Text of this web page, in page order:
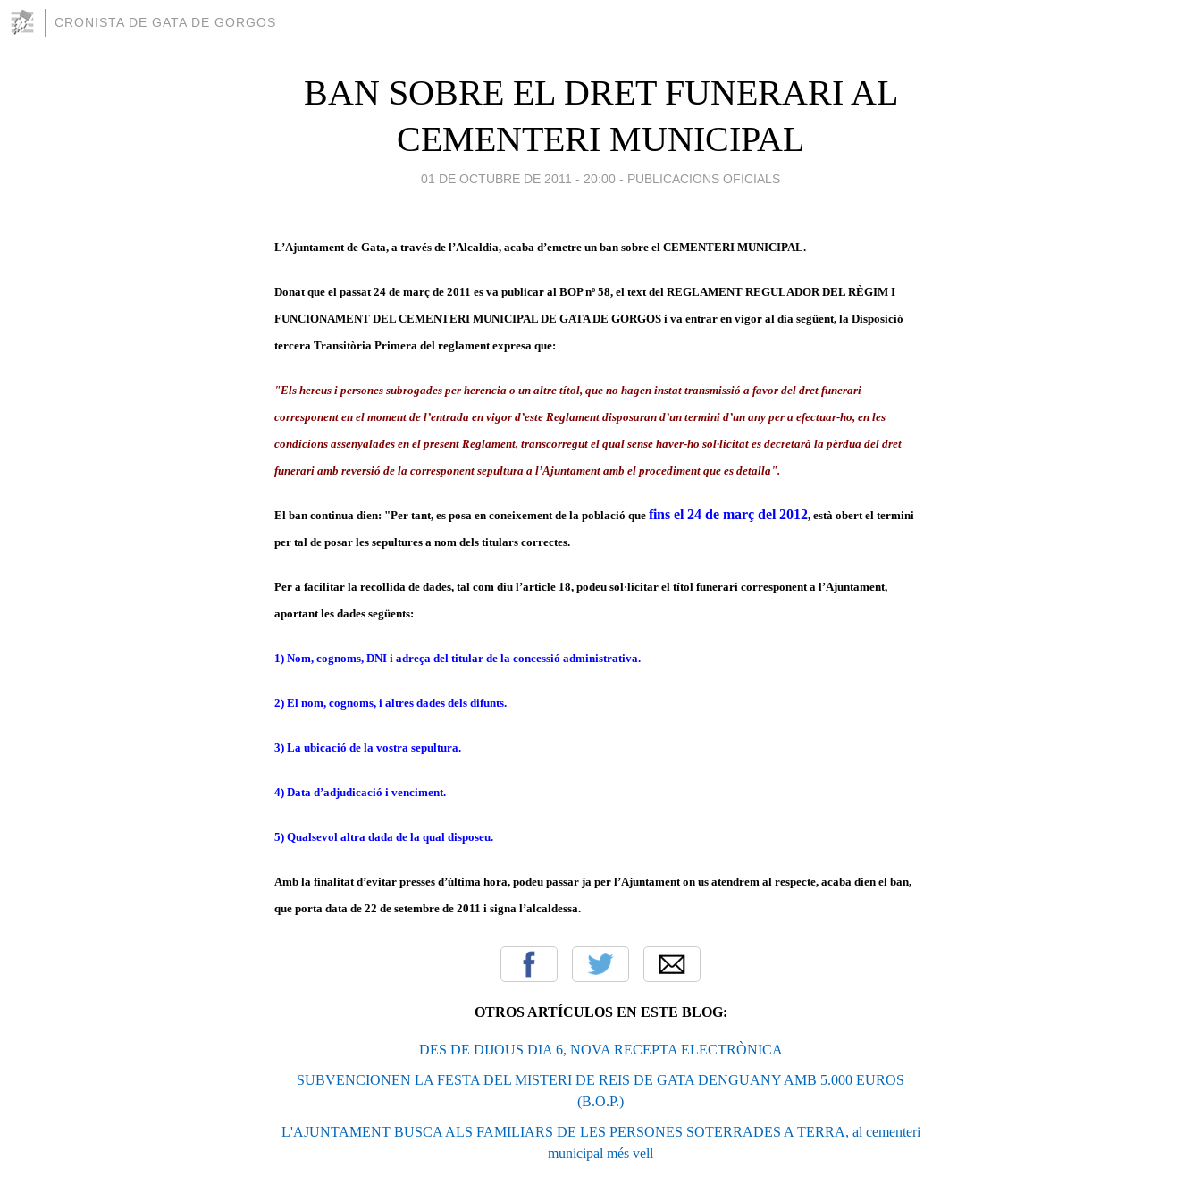
CRONISTA DE GATA DE GORGOS
BAN SOBRE EL DRET FUNERARI AL
CEMENTERI MUNICIPAL
01 DE OCTUBRE DE 2011 - 20:00 - PUBLICACIONS OFICIALS
L’Ajuntament de Gata, a través de l’Alcaldia, acaba d’emetre un ban sobre el CEMENTERI MUNICIPAL.
Donat que el passat 24 de març de 2011 es va publicar al BOP nº 58, el text del REGLAMENT REGULADOR DEL RÈGIM I
FUNCIONAMENT DEL CEMENTERI MUNICIPAL DE GATA DE GORGOS i va entrar en vigor al dia següent, la Disposició
tercera Transitòria Primera del reglament expresa que:
"Els hereus i persones subrogades per herencia o un altre títol, que no hagen instat transmissió a favor del dret funerari
corresponent en el moment de l’entrada en vigor d’este Reglament disposaran d’un termini d’un any per a efectuar-ho, en les
condicions assenyalades en el present Reglament, transcorregut el qual sense haver-ho sol·licitat es decretarà la pèrdua del dret
funerari amb reversió de la corresponent sepultura a l’Ajuntament amb el procediment que es detalla".
El ban continua dien: "Per tant, es posa en coneixement de la població que fins el 24 de març del 2012, està obert el termini
per tal de posar les sepultures a nom dels titulars correctes.
Per a facilitar la recollida de dades, tal com diu l’article 18, podeu sol·licitar el títol funerari corresponent a l’Ajuntament,
aportant les dades següents:
1) Nom, cognoms, DNI i adreça del titular de la concessió administrativa.
2) El nom, cognoms, i altres dades dels difunts.
3) La ubicació de la vostra sepultura.
4) Data d’adjudicació i venciment.
5) Qualsevol altra dada de la qual disposeu.
Amb la finalitat d’evitar presses d’última hora, podeu passar ja per l’Ajuntament on us atendrem al respecte, acaba dien el ban,
que porta data de 22 de setembre de 2011 i signa l’alcaldessa.
OTROS ARTÍCULOS EN ESTE BLOG:
DES DE DIJOUS DIA 6, NOVA RECEPTA ELECTRÒNICA
SUBVENCIONEN LA FESTA DEL MISTERI DE REIS DE GATA DENGUANY AMB 5.000 EUROS
(B.O.P.)
L'AJUNTAMENT BUSCA ALS FAMILIARS DE LES PERSONES SOTERRADES A TERRA, al cementeri
municipal més vell